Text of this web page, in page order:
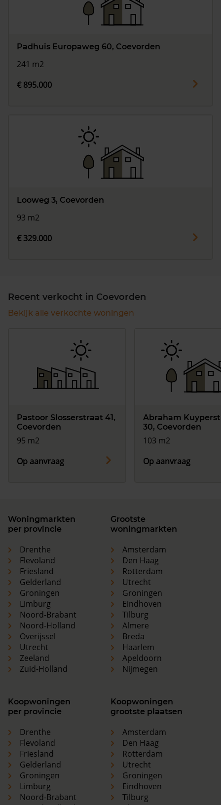
Padhuis Europaweg 60, Coevorden
241 m2
€ 895.000
Looweg 3, Coevorden
93 m2
€ 329.000
Recent verkocht in Coevorden
Bekijk alle verkochte woningen
Pastoor Slosserstraat 41,
Coevorden
95 m2
Op aanvraag
Abraham
30, Coevorden
103 m2
Op aanvraag
Woningmarkten
per provincie
Drenthe
Flevoland
Friesland
Gelderland
Groningen
Limburg
Noord-Brabant
Noord-Holland
Overijssel
Utrecht
Zeeland
Zuid-Holland
Grootste
woningmarkten
Amsterdam
Den Haag
Rotterdam
Utrecht
Groningen
Eindhoven
Tilburg
Almere
Breda
Haarlem
Apeldoorn
Nijmegen
Koopwoningen
per provincie
Drenthe
Flevoland
Friesland
Gelderland
Groningen
Limburg
Noord-Brabant
Koopwoningen
grootste plaatsen
Amsterdam
Den Haag
Rotterdam
Utrecht
Groningen
Eindhoven
Tilburg